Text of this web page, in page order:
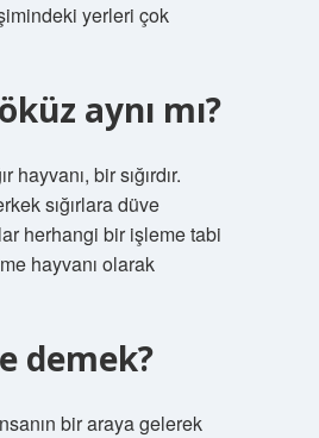
yerleri çok
aynı mı?
hayvanı, bir sığırdır.
sığırlara düve
herhangi bir işleme tabi
hayvanı olarak
demek?
bir araya gelerek